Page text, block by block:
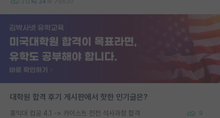
212 34 76630
대학원 합격 후기 게시판에서 핫한 인기글은?
홍익대 컴공 4.1 -> 카이스트 전전 석사과정 합격 9